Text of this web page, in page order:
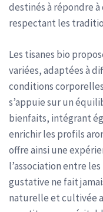
destinés à répondre
respectant les
Les tisanes bio
variées, adaptées à
conditions
s’appuie sur un
bienfaits, intégrant
enrichir les profils
offre ainsi une
l’association entre
gustative ne fait
naturelle et cultivée